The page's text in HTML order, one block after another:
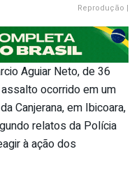
Reprodução |
Aguiar Neto, de 36
ocorrido em um
Canjerana, em Ibicoara,
relatos da Polícia
à ação dos